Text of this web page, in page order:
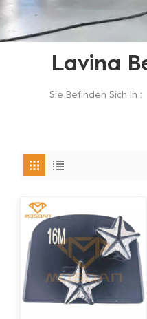
Lavina
Sie Befinden Sich In :